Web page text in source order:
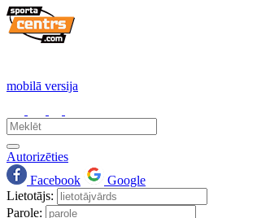
mobilā versija
Autorizēties
Facebook
Google
Lietotājs:
Parole: